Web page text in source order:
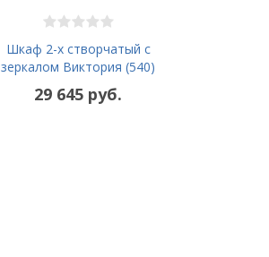
Шкаф 2-х створчатый с
зеркалом Виктория (540)
29 645 руб.